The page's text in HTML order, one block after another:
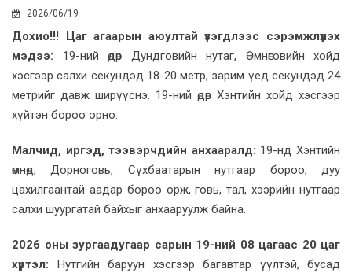
2026/06/19
Дохио!!! Цаг агаарын аюултай үзэгдлээс сэрэмжлүүлэх
мэдээ: 19-ний өдөр Дундговийн нутаг, Өмнөговийн хойд
хэсгээр салхи секундэд 18-20 метр, зарим үед секундэд 24
метрийг давж ширүүснэ. 19-ний өдөр Хэнтийн хойд хэсгээр
хүйтэн бороо орно.
Малчид, иргэд, тээвэрчдийн анхааралд: 19-нд Хэнтийн
өмнөд, Дорноговь, Сүхбаатарын нутгаар бороо, дуу
цахилгаантай аадар бороо орж, говь, тал, хээрийн нутгаар
салхи шуургатай байхыг анхааруулж байна.
2026 оны зургаадугаар сарын 19-ний 08 цагаас 20 цаг
хүртэл: Нутгийн баруун хэсгээр багавтар үүлтэй, бусад